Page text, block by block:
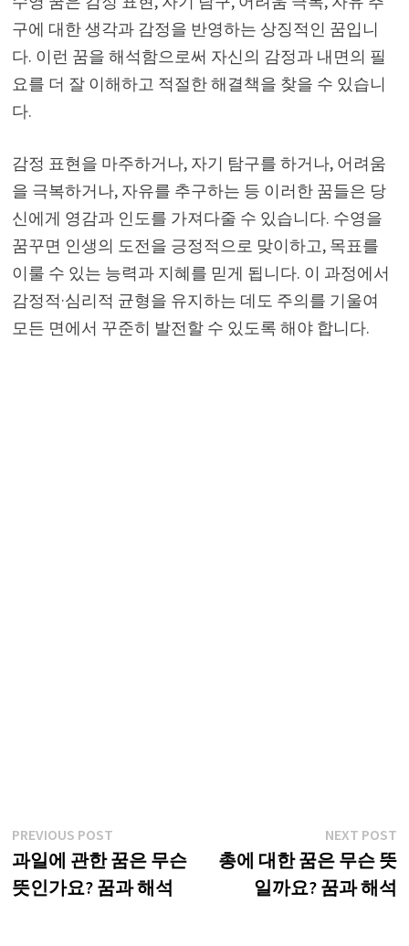
구에 대한 생각과 감정을 반영하는 상징적인 꿈입니
다. 이런 꿈을 해석함으로써 자신의 감정과 내면의 필
요를 더 잘 이해하고 적절한 해결책을 찾을 수 있습니
다.
감정 표현을 마주하거나, 자기 탐구를 하거나, 어려움
을 극복하거나, 자유를 추구하는 등 이러한 꿈들은 당
신에게 영감과 인도를 가져다줄 수 있습니다. 수영을
꿈꾸면 인생의 도전을 긍정적으로 맞이하고, 목표를
이룰 수 있는 능력과 지혜를 믿게 됩니다. 이 과정에서
감정적·심리적 균형을 유지하는 데도 주의를 기울여
모든 면에서 꾸준히 발전할 수 있도록 해야 합니다.
글
탐
색
PREVIOUS POSTPrevious
post:
과일에 관한 꿈은 무슨
뜻인가요? 꿈과 해석
NEXT POST
총에 대한 꿈은 무슨 뜻
일까요? 꿈과 해석